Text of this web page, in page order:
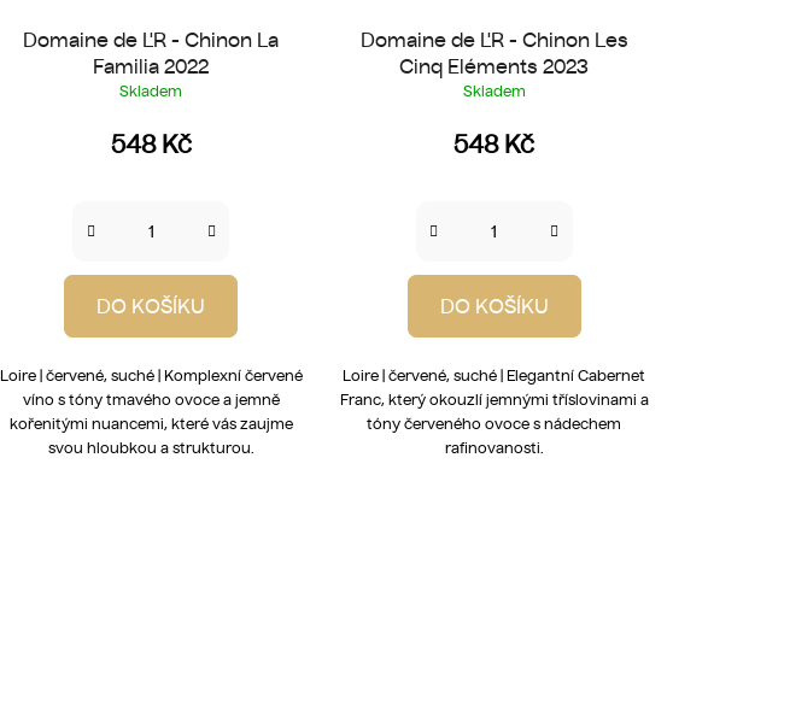
Domaine de L'R - Chinon La
Familia 2022
Skladem
548 Kč
DO KOŠÍKU
Loire | červené, suché | Komplexní červené
víno s tóny tmavého ovoce a jemně
kořenitými nuancemi, které vás zaujme
svou hloubkou a strukturou.
Domaine de L'R - Chinon Les
Cinq Eléments 2023
Skladem
548 Kč
DO KOŠÍKU
Loire | červené, suché | Elegantní Cabernet
Franc, který okouzlí jemnými tříslovinami a
tóny červeného ovoce s nádechem
rafinovanosti.